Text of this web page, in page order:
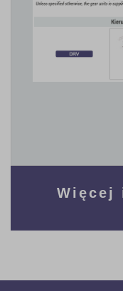
Więcej